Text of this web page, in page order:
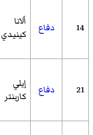
14 دفاع
ألانا
كينيدي
21 دفاع
إيلي
كاربنتر